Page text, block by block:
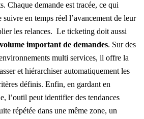
Chaque demande est tracée, ce qui
en temps réel l’avancement de leur
les relances. Le ticketing doit aussi
important de demandes. Sur des
multi services, il offre la
et hiérarchiser automatiquement les
définis. Enfin, en gardant en
l’outil peut identifier des tendances
répétée dans une même zone, un